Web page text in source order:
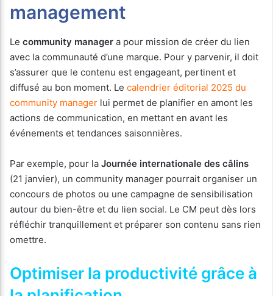
management
Le community manager a pour mission de créer du lien
avec la communauté d’une marque. Pour y parvenir, il doit
s’assurer que le contenu est engageant, pertinent et
diffusé au bon moment. Le calendrier éditorial 2025 du
community manager lui permet de planifier en amont les
actions de communication, en mettant en avant les
événements et tendances saisonnières.
Par exemple, pour la Journée internationale des câlins
(21 janvier), un community manager pourrait organiser un
concours de photos ou une campagne de sensibilisation
autour du bien-être et du lien social. Le CM peut dès lors
réfléchir tranquillement et préparer son contenu sans rien
omettre.
Optimiser la productivité grâce à